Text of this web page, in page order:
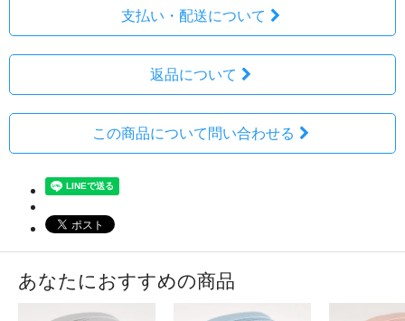
支払い・配送について
返品について
この商品について問い合わせる
あなたにおすすめの商品